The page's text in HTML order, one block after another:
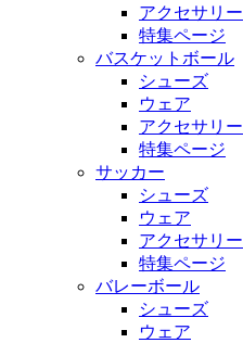
アクセサリー
特集ページ
バスケットボール
シューズ
ウェア
アクセサリー
特集ページ
サッカー
シューズ
ウェア
アクセサリー
特集ページ
バレーボール
シューズ
ウェア